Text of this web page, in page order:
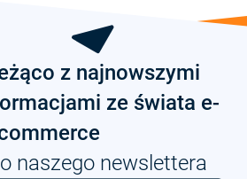
z najnowszymi
ze świata e-
naszego newslettera